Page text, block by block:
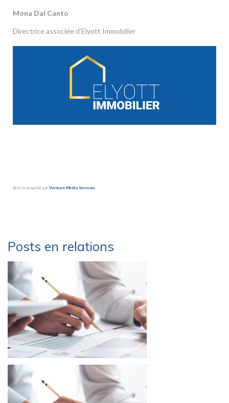
Mona Dal Canto
Directrice associée d’Elyott Immobilier
Article propulsé par Venture Media Services
Posts en relations